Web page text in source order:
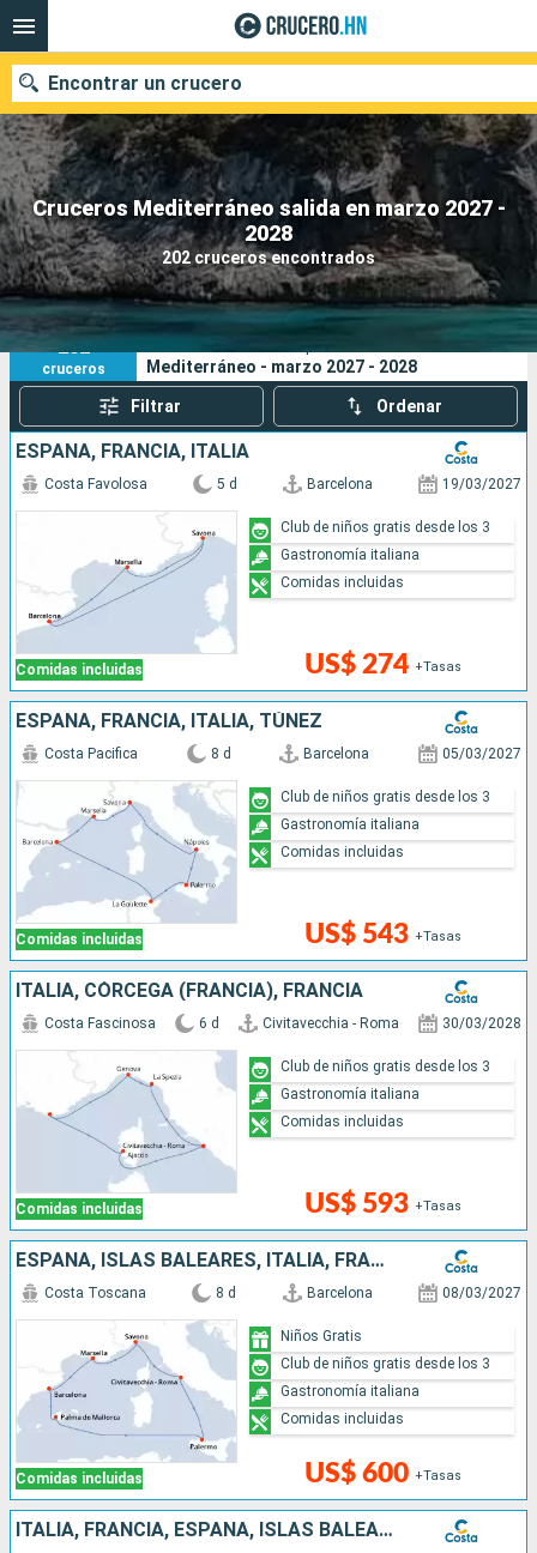
Cruceros Mediterráneo salida en marzo 2027 -
2028
202 cruceros encontrados
Encontrar un crucero
Nuestros destinos
Fecha de salida
Puertos Compañías
Buscar
202
cruceros
Mediterráneo - marzo 2027 - 2028
Filtrar Ordenar
ESPAÑA, FRANCIA, ITALIA
Comidas incluidas
Costa Favolosa 5 d Barcelona 19/03/2027
US$ 274 +Tasas
Club de niños gratis desde los 3
Gastronomía italiana
Comidas incluidas
ESPAÑA, FRANCIA, ITALIA, TÚNEZ
Comidas incluidas
Costa Pacifica 8 d Barcelona 05/03/2027
US$ 543 +Tasas
Club de niños gratis desde los 3
Gastronomía italiana
Comidas incluidas
ITALIA, CÓRCEGA (FRANCIA), FRANCIA
Comidas incluidas
Costa Fascinosa 6 d Civitavecchia - Roma 30/03/2028
US$ 593 +Tasas
Club de niños gratis desde los 3
Gastronomía italiana
Comidas incluidas
ESPAÑA, ISLAS BALEARES, ITALIA, FRANCIA
Comidas incluidas
Costa Toscana 8 d Barcelona 08/03/2027
US$ 600 +Tasas
Niños Gratis
Club de niños gratis desde los 3
Gastronomía italiana
Comidas incluidas
ITALIA, FRANCIA, ESPAÑA, ISLAS BALEARES